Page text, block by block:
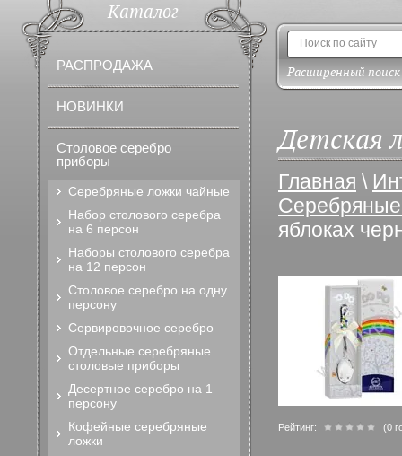
Расширенный поиск
Детская
Главная \
Серебряные
яблоках
Рейтинг: (0
Каталог
РАСПРОДАЖА
НОВИНКИ
Столовое серебро
приборы
Серебряные ложки чайные
Набор столового серебра
на 6 персон
Наборы столового серебра
на 12 персон
Столовое серебро на одну
персону
Сервировочное серебро
Отдельные серебряные
столовые приборы
Десертное серебро на 1
персону
Кофейные серебряные
ложки